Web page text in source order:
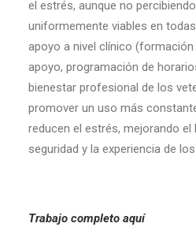
el estrés, aunque no
uniformemente viables en
apoyo a nivel clínico
apoyo, programación de
bienestar profesional de los
promover un uso más
reducen el estrés, mejorando el
seguridad y la experiencia de
Trabajo completo aquí